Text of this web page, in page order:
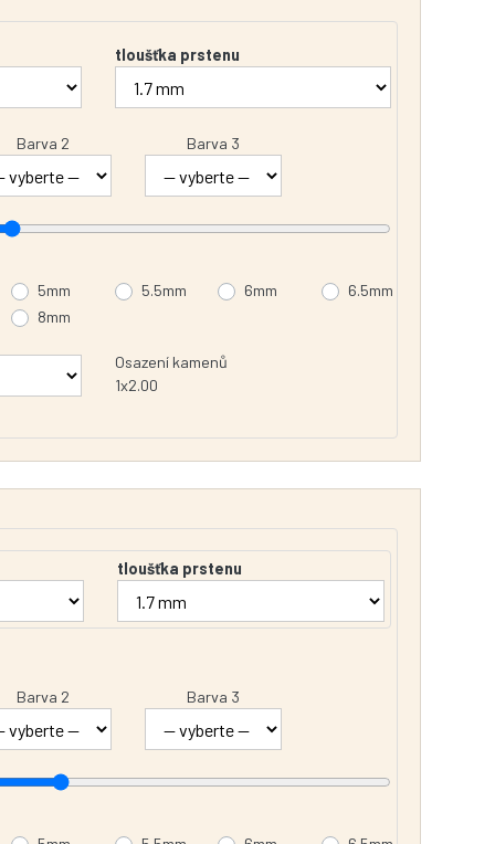
tloušťka prstenu
Barva 2 Barva 3
5mm 5.5mm 6mm
6.5mm
8mm
Osazení kamenů
1x2.00
tloušťka prstenu
Barva 2 Barva 3